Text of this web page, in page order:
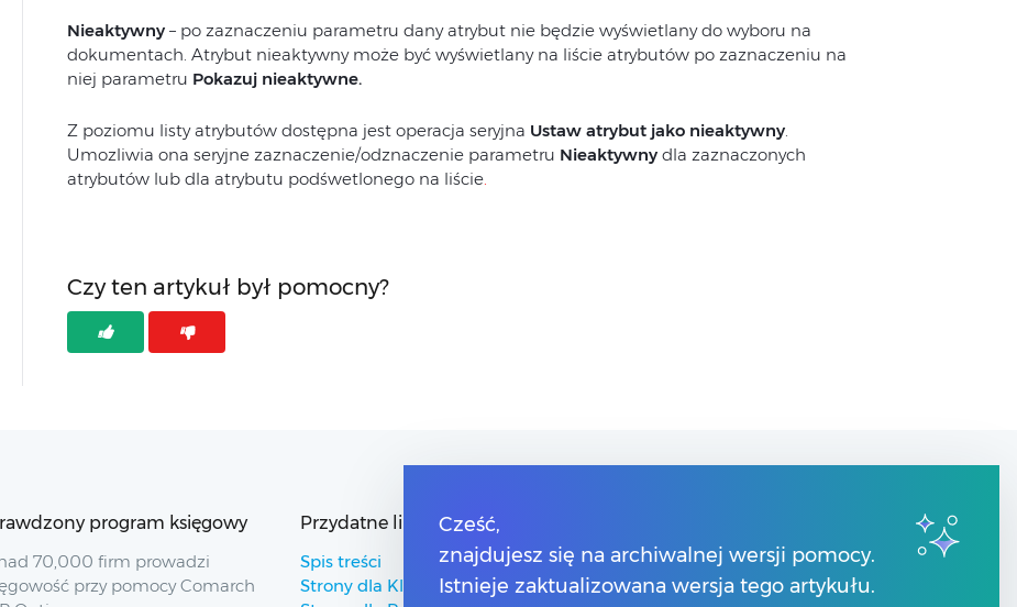
Nieaktywny– po zaznaczeniu parametru dany atrybut nie będzie wyświetlany do wyboru na
dokumentach. Atrybut nieaktywny może być wyświetlany na liście atrybutów po zaznaczeniu na
niej parametru Pokazuj nieaktywne.
Z poziomu listy atrybutów dostępna jest operacja seryjna Ustaw atrybut jako nieaktywny.
Umozliwia ona seryjne zaznaczenie/odznaczenie parametru Nieaktywnydla zaznaczonych
atrybutów lub dla atrybutu podśwetlonego na liście.
Czy ten artykuł był pomocny?
program księgowy
70,000 firm prowadzi
przy pomocy Comarch
Przydatne linki
Spis treści
Strony dla Klientów
Numery telefonów
Znajdź Partnera Comarch
Cześć,
znajdujesz się na archiwalnej wersji pomocy.
Istnieje zaktualizowana wersja tego artykułu.